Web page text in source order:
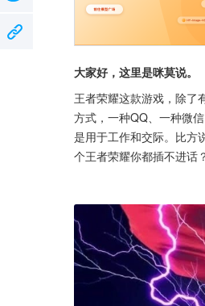
大家好，这里是咪莫说。
王者荣耀这款游戏，除了
方式，一种QQ、一种微
是用于工作和交际。比方
个王者荣耀你都插不进话